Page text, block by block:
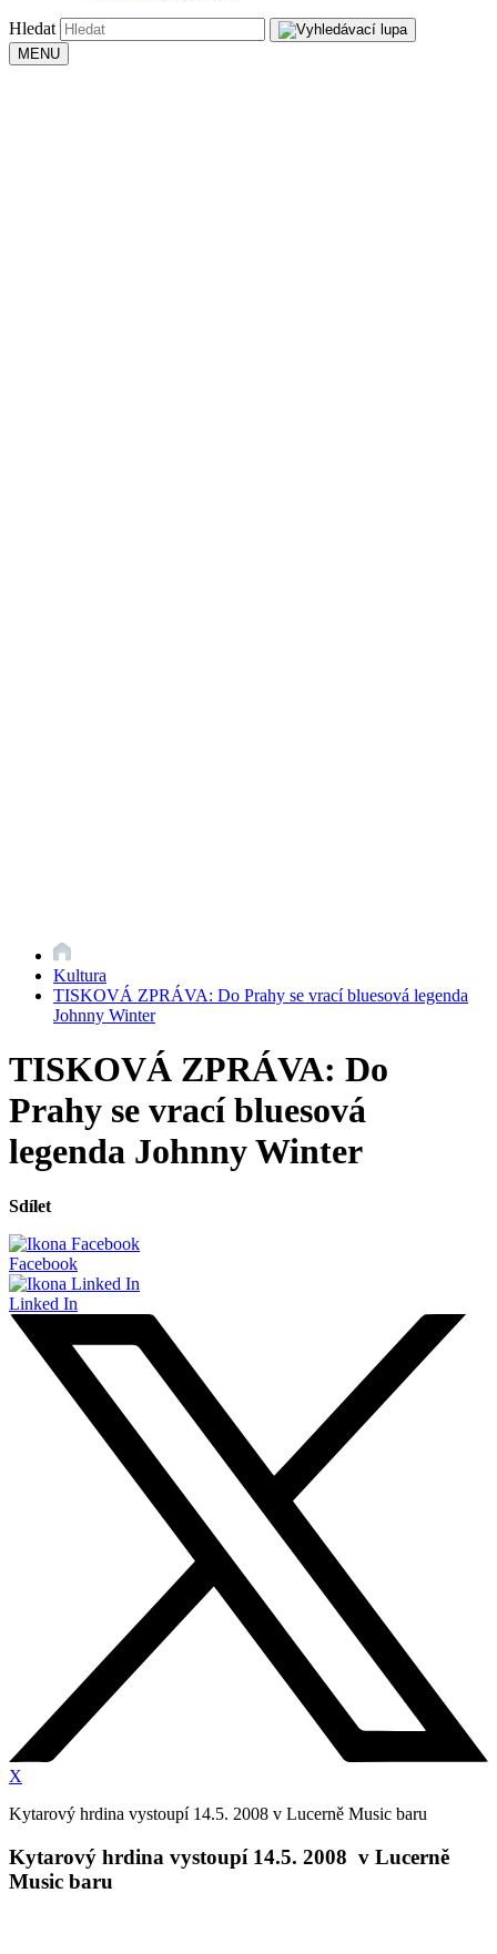
Hledat
MENU
Kultura
TISKOVÁ ZPRÁVA: Do Prahy se vrací bluesová legenda
Johnny Winter
TISKOVÁ ZPRÁVA: Do
Prahy se vrací bluesová
legenda Johnny Winter
Sdílet
Facebook
Linked In
X
Kytarový hrdina vystoupí 14.5. 2008 v Lucerně Music baru
Kytarový hrdina vystoupí 14.5. 2008 v Lucerně
Music baru